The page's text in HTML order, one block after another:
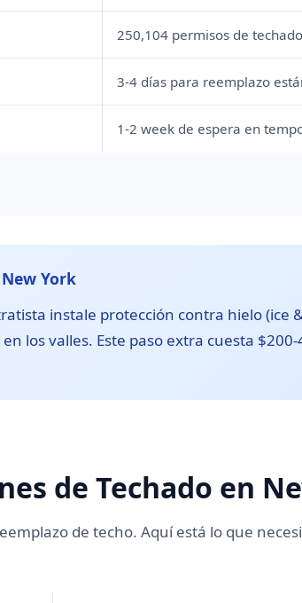
250,104 permisos de
3-4 días para reemplazo
1-2 week de espera en
York
instale protección contra hielo (ice
los valles. Este paso extra cuesta
de Techado en
de techo. Aquí está lo que